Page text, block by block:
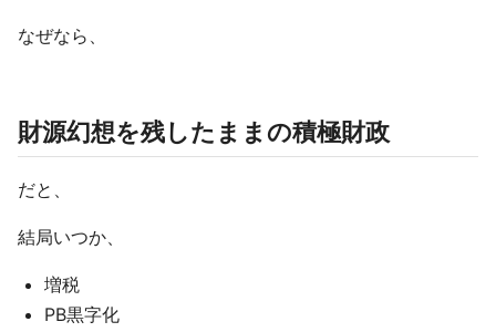
なぜなら、
財源幻想を残したままの積極財政
だと、
結局いつか、
増税
PB黒字化